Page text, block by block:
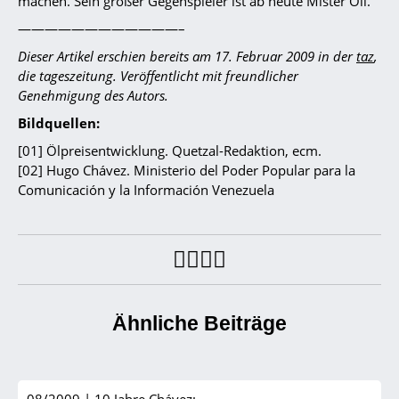
————————————–
Dieser Artikel erschien bereits am 17. Februar 2009 in dertaz,
die tageszeitung. Veröffentlicht mit freundlicher
Genehmigung des Autors.
Bildquellen:
[01] Ölpreisentwicklung. Quetzal-Redaktion, ecm.
[02] Hugo Chávez. Ministerio del Poder Popular para la
Comunicación y la Información Venezuela
Ähnliche Beiträge